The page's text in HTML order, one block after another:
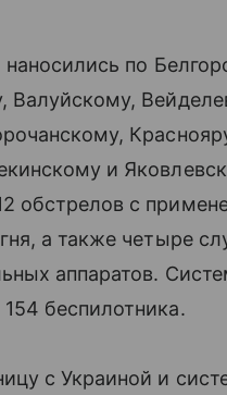
по
Валуйскому,
и
обстрелов с
а также четыре
аппаратов.
беспилотника.
с Украиной и